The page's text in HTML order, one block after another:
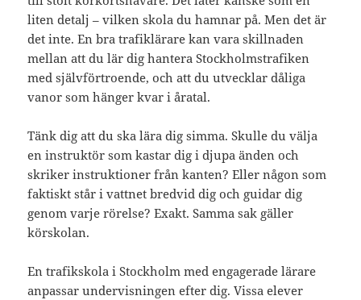
liten detalj – vilken skola du hamnar på. Men det är
det inte. En bra trafiklärare kan vara skillnaden
mellan att du lär dig hantera Stockholmstrafiken
med självförtroende, och att du utvecklar dåliga
vanor som hänger kvar i åratal.
Tänk dig att du ska lära dig simma. Skulle du välja
en instruktör som kastar dig i djupa änden och
skriker instruktioner från kanten? Eller någon som
faktiskt står i vattnet bredvid dig och guidar dig
genom varje rörelse? Exakt. Samma sak gäller
körskolan.
En trafikskola i Stockholm med engagerade lärare
anpassar undervisningen efter dig. Vissa elever